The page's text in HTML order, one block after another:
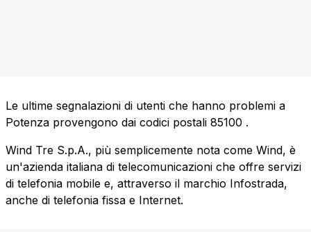
Le ultime segnalazioni di utenti che hanno problemi a
Potenza provengono dai codici postali 85100 .
Wind Tre S.p.A., più semplicemente nota come Wind, è
un'azienda italiana di telecomunicazioni che offre servizi
di telefonia mobile e, attraverso il marchio Infostrada,
anche di telefonia fissa e Internet.